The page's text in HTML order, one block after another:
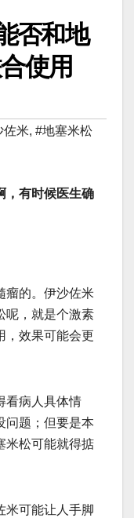
否和地
使用
佐米, #地塞米松
，有时候医生确
的。伊沙佐米
呢，就是个激素
，效果可能会更
病人具体情
问题；但要是本
米松可能就得掂
可能让人手脚